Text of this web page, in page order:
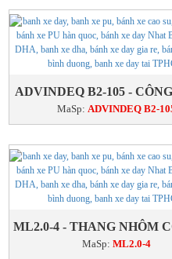
ADVINDEQ B2-105 -
MaSp: ADVINDEQ B2-
MaSp: ML2.0-4